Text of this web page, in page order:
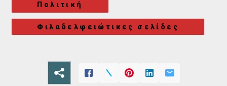
Πολιτική
Φιλαδελφειώτικες σελίδες